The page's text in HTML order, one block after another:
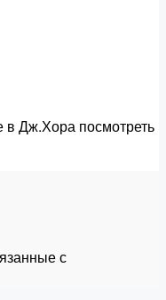
в Дж.Хора посмотреть
с